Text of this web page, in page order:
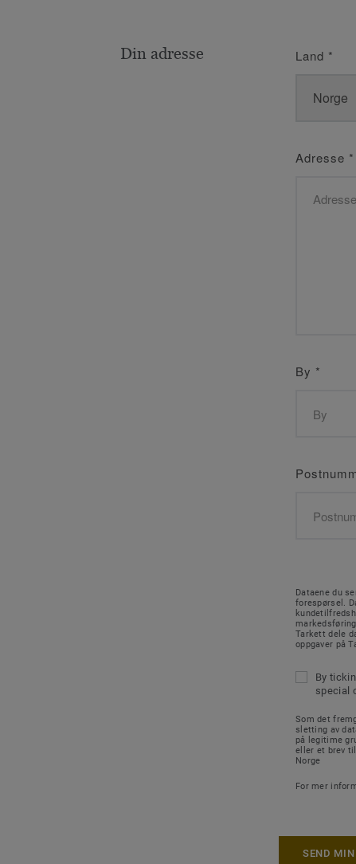
Din adresse Land *
Adresse *
By *
Dataene du
forespørsel.
Tarkett dele
oppgaver på
By
special
Som det
sletting av
på legitime
eller et brev
Norge
For mer
SEND MIN